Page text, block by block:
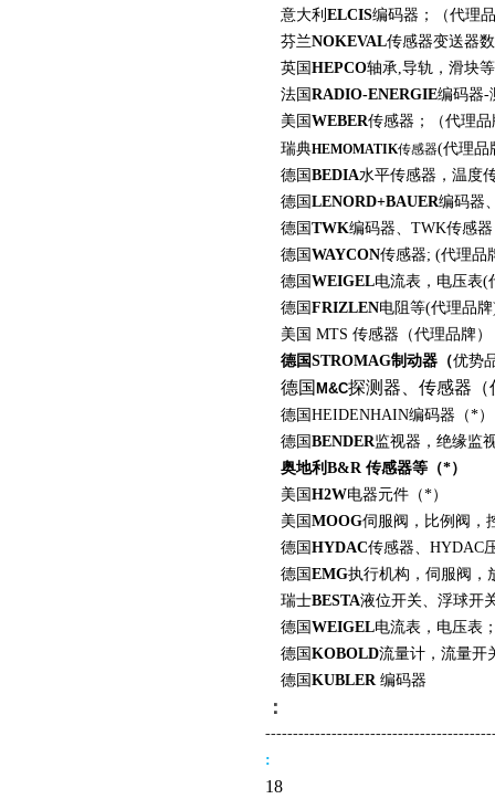
意大利 ELCIS编码器；（代理
芬兰NOKEVAL传感器变送器
英国 HEPCO轴承,导轨，滑块
法国 RADIO-ENERGIE编码器-
美国 WEBER传感器；（代理品
瑞典HEMOMATIK传感器(代理品
德国 BEDIA水平传感器，温度
德国 LENORD+BAUER编码器
德国 TWK编码器、 TWK传感
德国 WAYCON传感器; (代理品
德国 WEIGEL电流表，电压表(
德国 FRIZLEN电阻等(代理品牌
美国 MTS 传感器（代理品牌）
德国STROMAG制动器（优势
德国 M&C探测器、传感器（
德国HEIDENHAIN编码器（*）
德国 BENDER监视器，绝缘监
奥地利 B&R 传感器等（*）
美国 H2W电器元件（*）
美国 MOOG伺服阀，比例阀，
德国 HYDAC传感器、 HYDAC
德国 EMG执行机构，伺服阀，
瑞士BESTA液位开关、浮球开
德国 WEIGEL电流表，电压表
德国 KOBOLD流量计，流量开
德国 KUBLER编码器
：
-------------------------------------
:
18